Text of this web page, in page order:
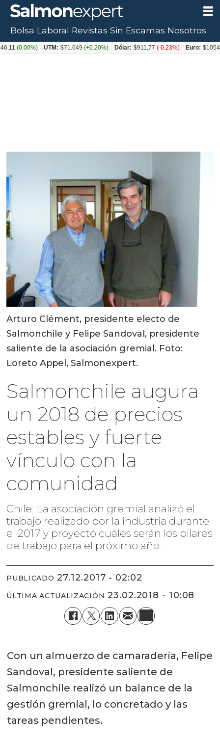
Arturo Clément, presidente electo de
Salmonchile y Felipe Sandoval, presidente
saliente de la asociación gremial. Foto:
Loreto Appel, Salmonexpert.
Salmonchile augura
un 2018 de precios
estables y fuerte
vínculo con la
comunidad
Chile: La asociación gremial analizó el
trabajo realizado por la industria durante
el 2017 y proyectó cuáles serán los pilares
de trabajo para el próximo año.
PUBLICADO 27.12.2017 - 02:02
ÚLTIMA ACTUALIZACIÓN 23.02.2018 - 10:08
Con un almuerzo de camaradería, Felipe
Sandoval, presidente saliente de
Salmonchile realizó un balance de la
gestión gremial, lo concretado y las
tareas pendientes.
Bolsa Laboral Revistas Sin Escamas Nosotros
UTM: $71.649(+0.20%) Dólar: $911,77(-0.23%) Euro: $1054,31